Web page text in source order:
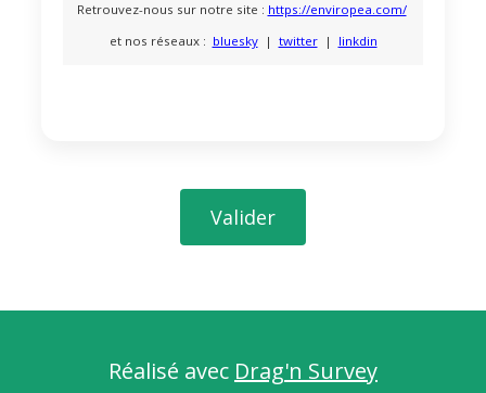
Retrouvez-nous sur notre site : https://enviropea.com/
et nos réseaux : bluesky| twitter| linkdin
Valider
Réalisé avec Drag'n Survey